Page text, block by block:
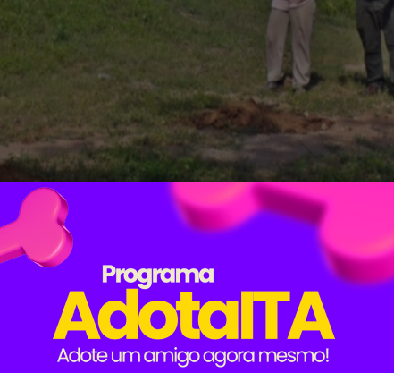
um grande serviço para salvar o açude da
das chuvas que caíram na região.